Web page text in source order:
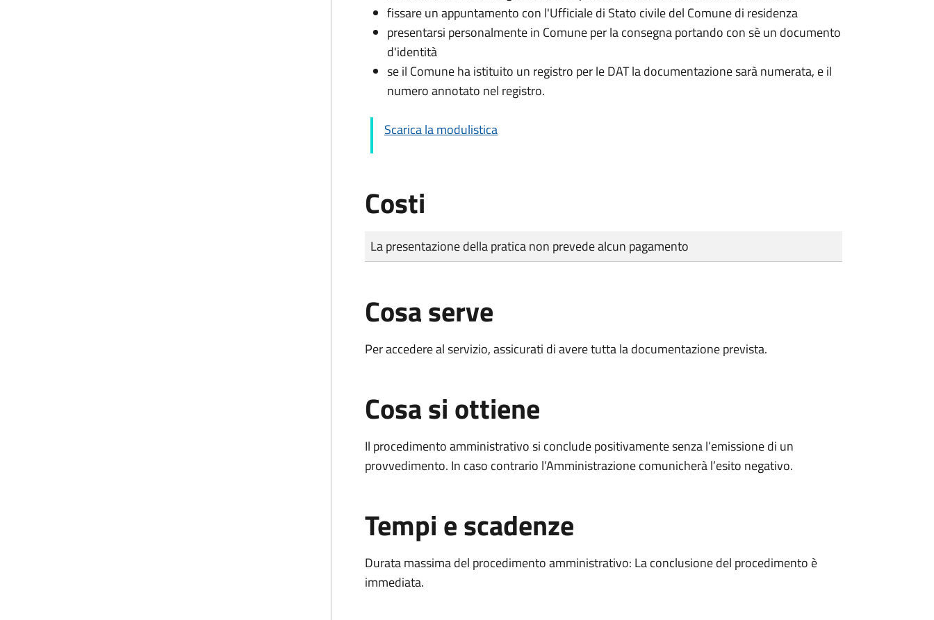
fissare un appuntamento con l'Ufficiale di Stato civile del Comune di residenza
presentarsi personalmente in Comune per la consegna portando con sè un documento
d'identità
se il Comune ha istituito un registro per le DAT la documentazione sarà numerata, e il
numero annotato nel registro.
Scarica la modulistica
Costi
Tipo di pagamento
Importo
La presentazione della pratica non prevede alcun pagamento
Cosa serve
Per accedere al servizio, assicurati di avere tutta la documentazione prevista.
Cosa si ottiene
Il procedimento amministrativo si conclude positivamente senza l’emissione di un
provvedimento. In caso contrario l’Amministrazione comunicherà l’esito negativo.
Tempi e scadenze
Durata massima del procedimento amministrativo: La conclusione del procedimento è
immediata.